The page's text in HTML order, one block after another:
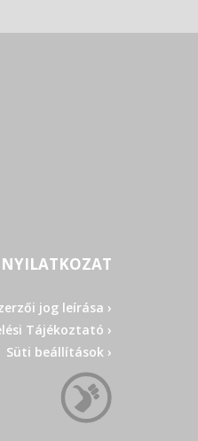
NYILATKOZAT
jog leírása ›
Tájékoztató ›
Süti beállítások ›